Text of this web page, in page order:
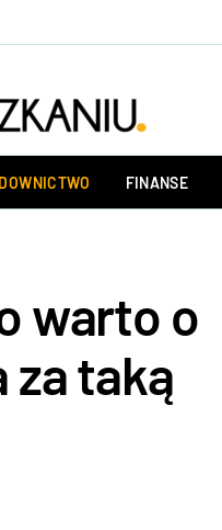
FINANSE
warto o
za taką